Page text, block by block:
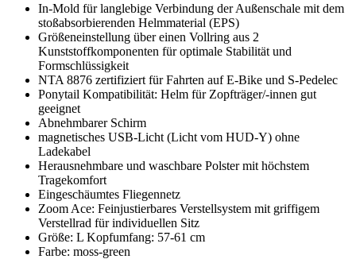
In-Mold für langlebige Verbindung der Außenschale mit dem
stoßabsorbierenden Helmmaterial (EPS)
Größeneinstellung über einen Vollring aus 2
Kunststoffkomponenten für optimale Stabilität und
Formschlüssigkeit
NTA 8876 zertifiziert für Fahrten auf E-Bike und S-Pedelec
Ponytail Kompatibilität: Helm für Zopfträger/-innen gut
geeignet
Abnehmbarer Schirm
magnetisches USB-Licht (Licht vom HUD-Y) ohne
Ladekabel
Herausnehmbare und waschbare Polster mit höchstem
Tragekomfort
Eingeschäumtes Fliegennetz
Zoom Ace: Feinjustierbares Verstellsystem mit griffigem
Verstellrad für individuellen Sitz
Größe: L Kopfumfang: 57-61 cm
Farbe: moss-green